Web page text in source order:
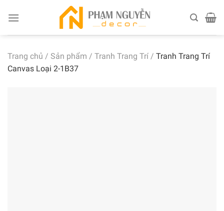
Trang chủ / Sản phẩm / Tranh Trang Trí / Tranh Trang Trí
Canvas Loại 2-1B37